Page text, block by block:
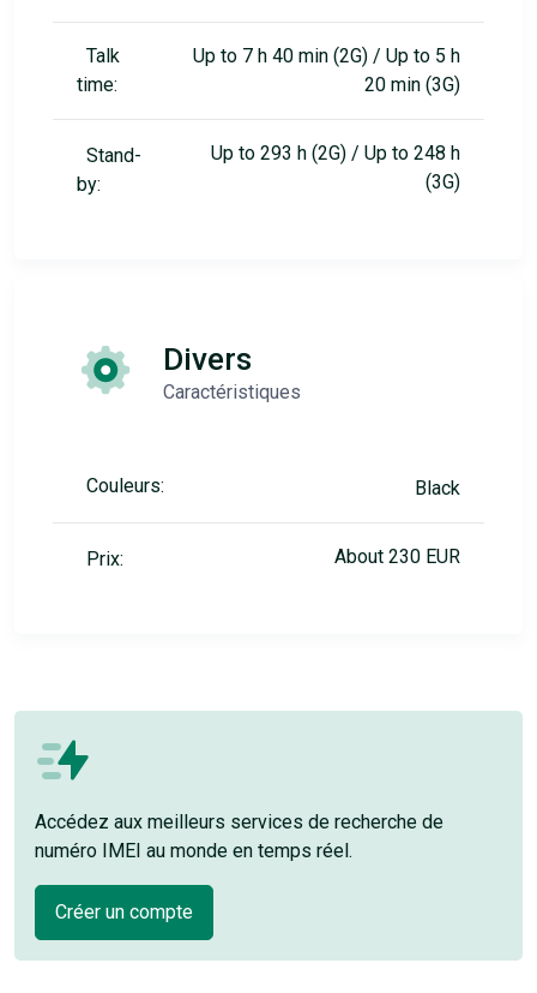
Talk
time:
Up to 7 h 40 min (2G) / Up to 5 h
20 min (3G)
Stand-
by:
Up to 293 h (2G) / Up to 248 h
(3G)
Divers
Caractéristiques
Couleurs: Black
Prix: About 230 EUR
Accédez aux meilleurs services de recherche de
numéro IMEI au monde en temps réel.
Créer un compte